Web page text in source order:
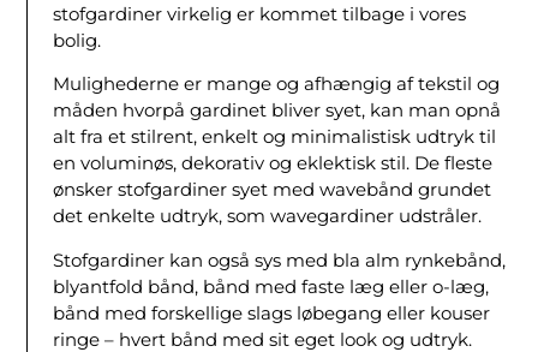
stofgardiner virkelig er kommet tilbage i vores
bolig.
Mulighederne er mange og afhængig af tekstil og
måden hvorpå gardinet bliver syet, kan man opnå
alt fra et stilrent, enkelt og minimalistisk udtryk til
en voluminøs, dekorativ og eklektisk stil. De fleste
ønsker stofgardiner syet med wavebånd grundet
det enkelte udtryk, som wavegardiner udstråler.
Stofgardiner kan også sys med bla alm rynkebånd,
blyantfold bånd, bånd med faste læg eller o-læg,
bånd med forskellige slags løbegang eller kouser
ringe – hvert bånd med sit eget look og udtryk.